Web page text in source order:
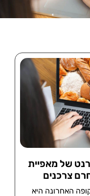
של מאפיית
צרכנים
האחרונה היא